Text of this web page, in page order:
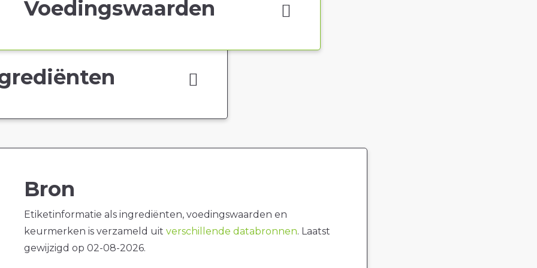
Voedingswaarden
Bron
Etiketinformatie als ingrediënten, voedingswaarden en
keurmerken is verzameld uit verschillende databronnen. Laatst
gewijzigd op 02-08-2026.